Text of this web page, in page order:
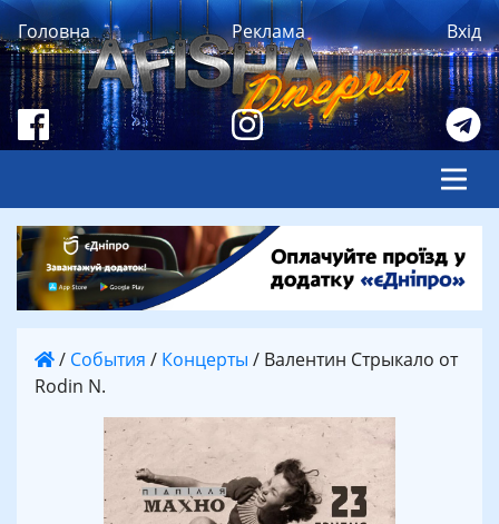
Головна Реклама Вхід
/ События / Концерты / Валентин Стрыкало от
Rodin N.